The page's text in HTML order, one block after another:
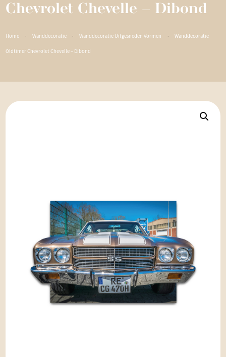
Chevrolet Chevelle – Dibond
Home · Wanddecoratie · Wanddecoratie Uitgesneden Vormen · Wanddecoratie
Oldtimer Chevrolet Chevelle – Dibond